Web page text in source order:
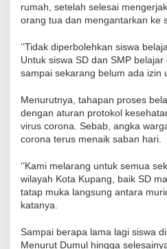
rumah, setelah selesai
orang tua dan mengantarkan ke
‘’Tidak diperbolehkan siswa
Untuk siswa SD dan SMP
sampai sekarang belum ada izin
Menurutnya, tahapan proses
dengan aturan protokol
virus corona. Sebab, angka
corona terus menaik saban hari.
‘’Kami melarang untuk semua
wilayah Kota Kupang, baik SD
tatap muka langsung antara
katanya.
Sampai berapa lama lagi siswa
Menurut Dumul hingga